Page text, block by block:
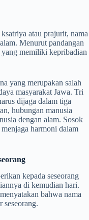
atau prajurit, nama
Menurut pandangan
yang memiliki kepribadian
yang merupakan salah
masyarakat Jawa. Tri
dijaga dalam tiga
hubungan manusia
dengan alam. Sosok
harmoni dalam
kepada seseorang
di kemudian hari.
bahwa nama
seseorang.